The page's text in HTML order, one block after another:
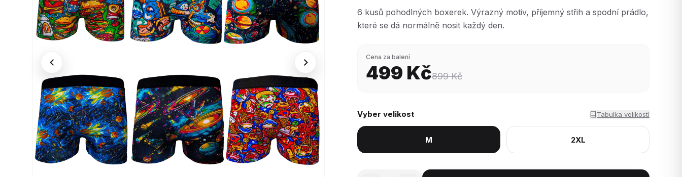
6 kusů pohodlných boxerek. Výrazný motiv, příjemný střih a spodní prádlo,
které se dá normálně nosit každý den.
Cena za balení
499 Kč899 Kč
Vyber velikost Tabulka velikostí
M 2XL